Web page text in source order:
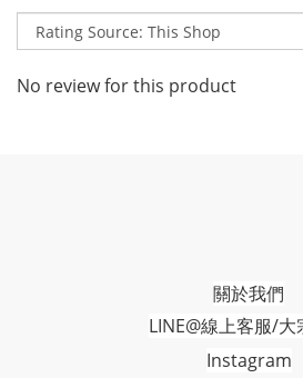
No review for this product
關於我們
LINE@線上客服/大
Instagram